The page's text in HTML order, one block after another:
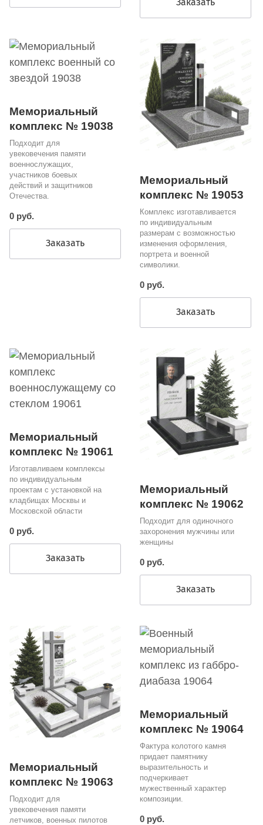
Мемориальный
комплекс № 19038
Подходит для
увековечения памяти
военнослужащих,
участников боевых
действий и защитников
Отечества.
0 руб.
Заказать
Мемориальный
комплекс № 19053
Комплекс изготавливается
по индивидуальным
размерам с возможностью
изменения оформления,
портрета и военной
символики.
0 руб.
Заказать
Мемориальный
комплекс № 19061
Изготавливаем комплексы
по индивидуальным
проектам с установкой на
кладбищах Москвы и
Московской области
0 руб.
Заказать
Мемориальный
комплекс № 19062
Подходит для одиночного
захоронения мужчины или
женщины
0 руб.
Заказать
Мемориальный
комплекс № 19063
Подходит для
увековечения памяти
летчиков, военных пилотов
Мемориальный
комплекс № 19064
Фактура колотого камня
придает памятнику
выразительность и
подчеркивает
мужественный характер
композиции.
0 руб.